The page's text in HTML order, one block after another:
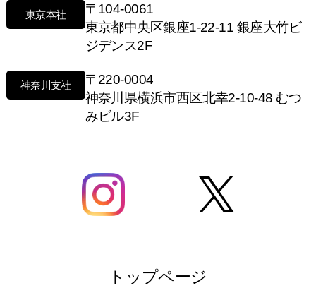
東京本社
〒104-0061
東京都中央区銀座1-22-11 銀座大竹ビ
ジデンス2F
神奈川支社
〒220-0004
神奈川県横浜市西区北幸2-10-48 むつ
みビル3F
トップページ